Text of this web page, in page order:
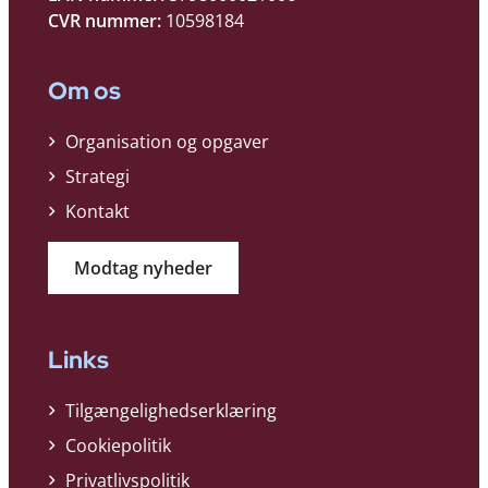
CVR nummer: 10598184
Om os
Organisation og opgaver
Strategi
Kontakt
Modtag nyheder
Links
Tilgængelighedserklæring
Cookiepolitik
Privatlivspolitik